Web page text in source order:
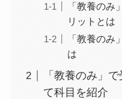
「教養のみ
リットとは
「教養のみ
は
「教養のみ」
て科目を紹介